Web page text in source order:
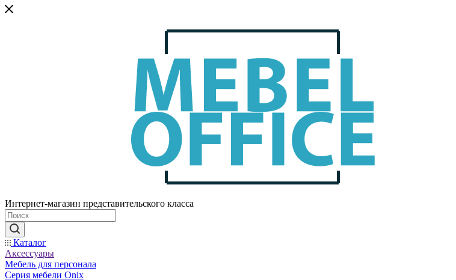
Интернет-магазин представительского класса
Каталог
Аксессуары
Мебель для персонала
Серия мебели Onix